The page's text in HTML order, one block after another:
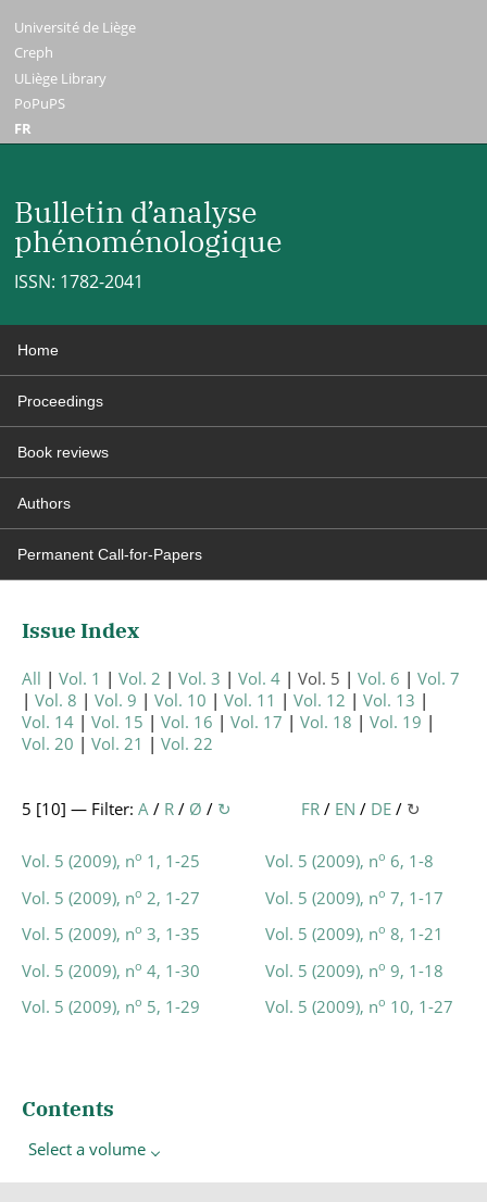
Université de Liège
Creph
ULiège Library
PoPuPS
FR
Bulletin d’analyse
phénoménologique
ISSN: 1782-2041
Home
Proceedings
Book reviews
Authors
Permanent Call-for-Papers
Issue Index
All Vol. 1 Vol. 2 Vol. 3 Vol. 4 Vol. 5 Vol. 6
Vol. 7
Vol. 8
Vol. 9 Vol. 10 Vol. 11 Vol. 12
Vol. 13
Vol. 14
Vol. 15 Vol. 16 Vol. 17 Vol. 18
Vol. 19
Vol. 20
Vol. 21 Vol. 22
5 [10] — Filter: A / R / Ø / ↻ FR / EN / DE / ↻
Vol. 5 (2009), no 1, 1-25
Vol. 5 (2009), no 2, 1-27
Vol. 5 (2009), no 3, 1-35
Vol. 5 (2009), no 4, 1-30
Vol. 5 (2009), no 5, 1-29
Vol. 5 (2009), no 6, 1-8
Vol. 5 (2009), no 7, 1-17
Vol. 5 (2009), no 8, 1-21
Vol. 5 (2009), no 9, 1-18
Vol. 5 (2009), no 10, 1-27
Contents
Select a volume